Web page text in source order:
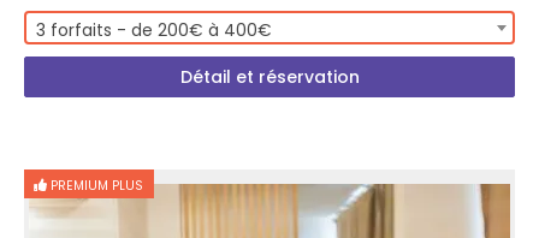
3 forfaits - de 200€ à 400€
Détail et réservation
PREMIUM PLUS